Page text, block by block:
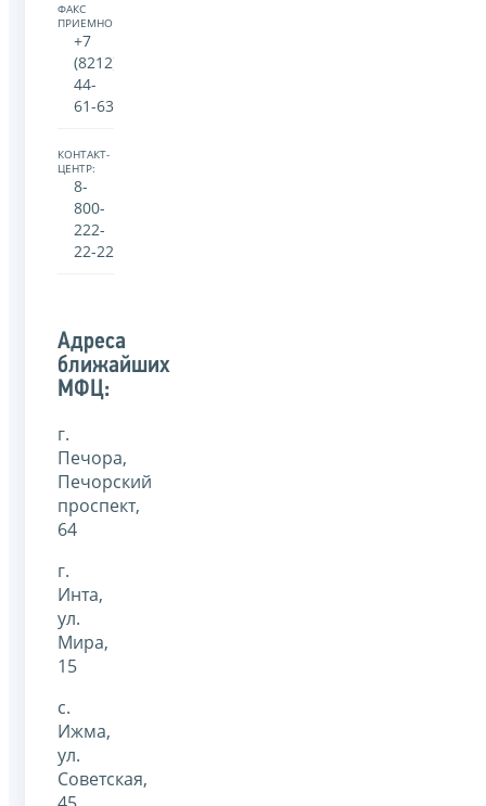
ФАКС
ПРИЕМНОЙ:
+7
(8212)
44-
61-63
КОНТАКТ-
ЦЕНТР:
8-
800-
222-
22-22
Адреса
ближайших
МФЦ:
г.
Печора,
Печорский
проспект,
64
г.
Инта,
ул.
Мира,
15
с.
Ижма,
ул.
Советская,